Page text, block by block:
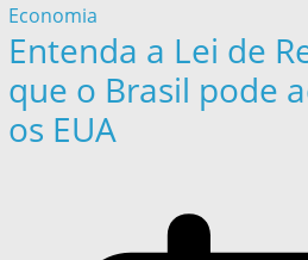
Economia
Entenda a Lei de
que o Brasil pode
os EUA